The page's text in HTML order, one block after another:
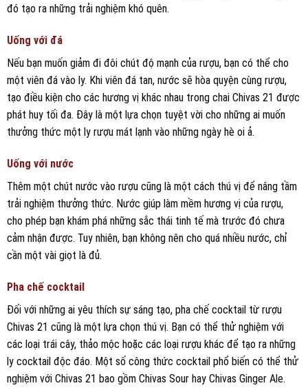
đó tạo ra những trải nghiệm khó quên.
Uống với đá
Nếu bạn muốn giảm đi đôi chút độ mạnh của rượu, bạn có thể cho
một viên đá vào ly. Khi viên đá tan, nước sẽ hòa quyện cùng rượu,
tạo điều kiện cho các hương vị khác nhau trong chai Chivas 21 được
phát huy tối đa. Đây là một lựa chọn tuyệt vời cho những ai muốn
thưởng thức một ly rượu mát lạnh vào những ngày hè oi ả.
Uống với nước
Thêm một chút nước vào rượu cũng là một cách thú vị để nâng tầm
trải nghiệm thưởng thức. Nước giúp làm mềm hương vị của rượu,
cho phép bạn khám phá những sắc thái tinh tế mà trước đó chưa
cảm nhận được. Tuy nhiên, bạn không nên cho quá nhiều nước, chỉ
cần một vài giọt là đủ.
Pha chế cocktail
Đối với những ai yêu thích sự sáng tạo, pha chế cocktail từ rượu
Chivas 21 cũng là một lựa chọn thú vị. Bạn có thể thử nghiệm với
các loại trái cây, thảo mộc hoặc các loại rượu khác để tạo ra những
ly cocktail độc đáo. Một số công thức cocktail phổ biến có thể thử
nghiệm với Chivas 21 bao gồm Chivas Sour hay Chivas Ginger Ale.